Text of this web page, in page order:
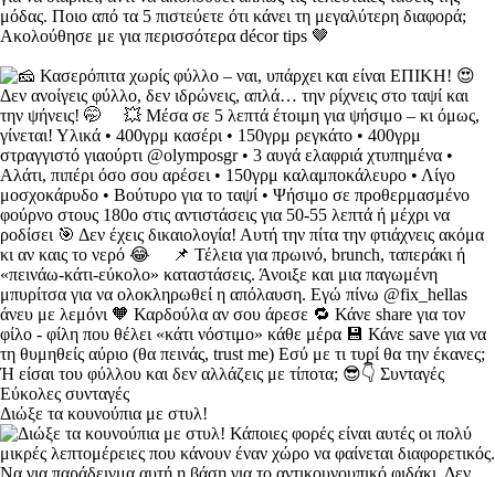
Διώξε τα κουνούπια με στυλ!